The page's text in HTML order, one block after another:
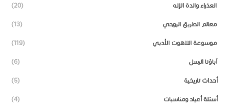
العذراء والدة الإله (20)
معالم الطريق الروحي (13)
موسوعة اللاهوت الأدبي (119)
آباؤنا الرسل (6)
أحداث تاريخية (5)
أسئلة أعياد ومناسبات (4)